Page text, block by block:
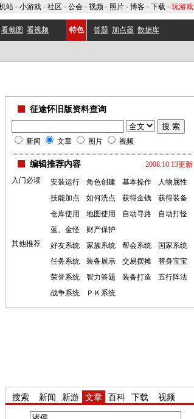
站 - 小游戏 - 社区 - 公会 - 视频 - 照片 - 博客 - 下载 - 玩游戏
看截图 看视频 特色 答题 加点器 数据库
征途怀旧版资料查询
新闻 文章 图片 视频
2008.10.13更新
编辑推荐内容
入门必读 安装运行 角色创建 基本操作
人物属性
技能加点
如何洗点 获得金钱
获得装备
仓库使用
地图使用 自动寻路
自动打怪
蓝、金怪
财产保护
其他推荐
好友系统 家族系统 帮会系统
国家系统
任务系统
装备展示 交易摆摊
替身宝宝
荣誉系统
智力答题 装备打造
五行阵法
战争系统
ＰＫ系统
搜索 新闻 新游 文章 百科 下载 视频